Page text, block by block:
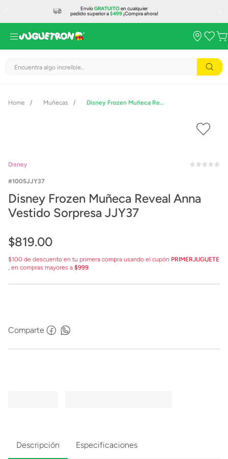
EnvíoGRATUITOen cualquier
pedido superior a$499¡Compra ahora!
Encuentra algo increíble...
Muñecas Disney Frozen Muñeca Reveal Anna Vestido Sorpresa JJY37
Disney
1005JJY37
Disney Frozen Muñeca Reveal Anna
Vestido Sorpresa JJY37
$819.00
$100 de descuento en tu primera compra usando el cupón PRIMERJUGUETE
, en compras mayores a $999.
Comparte
Descripción Especificaciones